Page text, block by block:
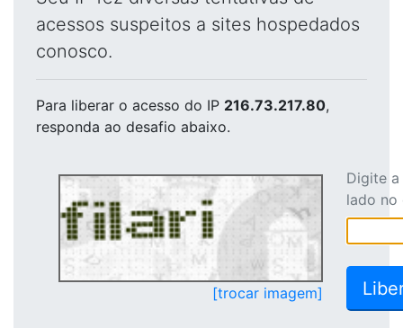
acessos suspeitos a sites hospedados
conosco.
Para liberar o acesso do IP 216.73.217.80,
responda ao desafio abaixo.
[trocar imagem]
Digite
lado no